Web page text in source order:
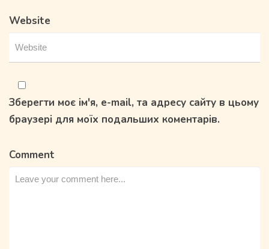
Website
Зберегти моє ім'я, e-mail, та адресу сайту в цьому
браузері для моїх подальших коментарів.
Comment